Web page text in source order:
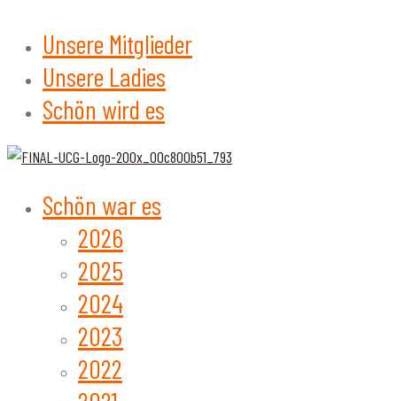
Unsere Mitglieder
Unsere Ladies
Schön wird es
Schön war es
2026
2025
2024
2023
2022